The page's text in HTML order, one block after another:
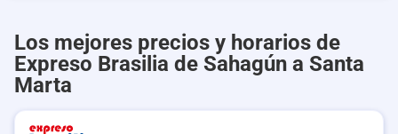
Los mejores precios y horarios de
Expreso Brasilia de Sahagún a Santa
Marta